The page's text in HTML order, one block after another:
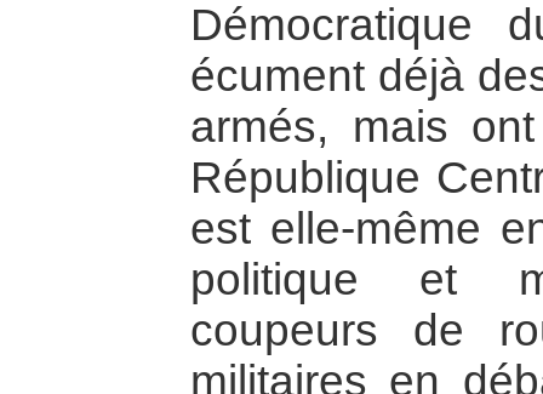
Démocratique
écument déjà
armés, mais
République
est elle-même
politique et
coupeurs de
militaires en